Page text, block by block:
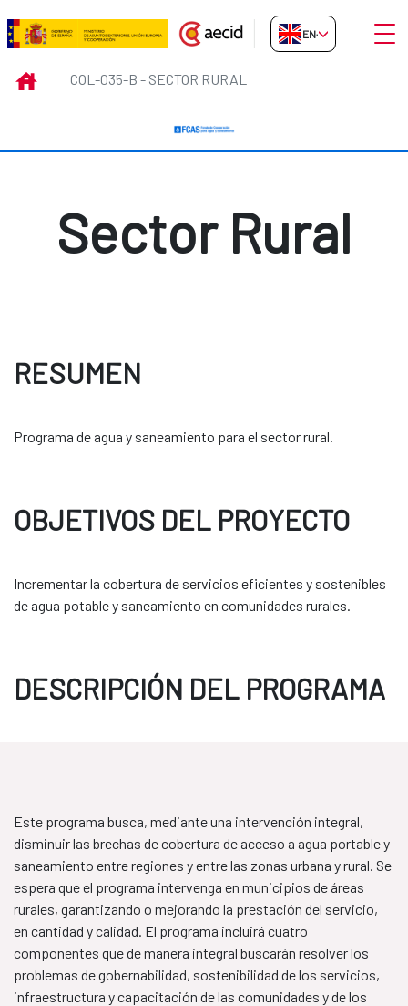
Skip to Main Content
COL-035-B - Sector Rural
EN-GB
INICIOCOL-035-B - SECTOR RURAL
Sector Rural
RESUMEN
Programa de agua y saneamiento para el sector rural.
OBJETIVOS DEL PROYECTO
Incrementar la cobertura de servicios eficientes y sostenibles
de agua potable y saneamiento en comunidades rurales.
DESCRIPCIÓN DEL PROGRAMA
Este programa busca, mediante una intervención integral,
disminuir las brechas de cobertura de acceso a agua portable y
saneamiento entre regiones y entre las zonas urbana y rural. Se
espera que el programa intervenga en municipios de áreas
rurales, garantizando o mejorando la prestación del servicio,
en cantidad y calidad. El programa incluirá cuatro
componentes que de manera integral buscarán resolver los
problemas de gobernabilidad, sostenibilidad de los servicios,
infraestructura y capacitación de las comunidades y de los